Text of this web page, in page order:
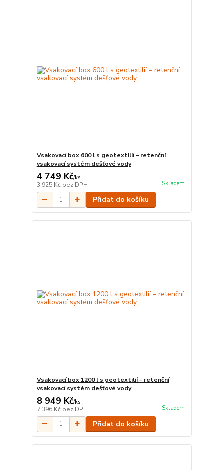
Vsakovací box 600 l s geotextilií – retenční
vsakovací systém dešťové vody
4 749 Kč/ks
3 925 Kč bez DPH Skladem
Přidat do košíku
Vsakovací box 1200 l s geotextilií – retenční
vsakovací systém dešťové vody
8 949 Kč/ks
7 396 Kč bez DPH Skladem
Přidat do košíku